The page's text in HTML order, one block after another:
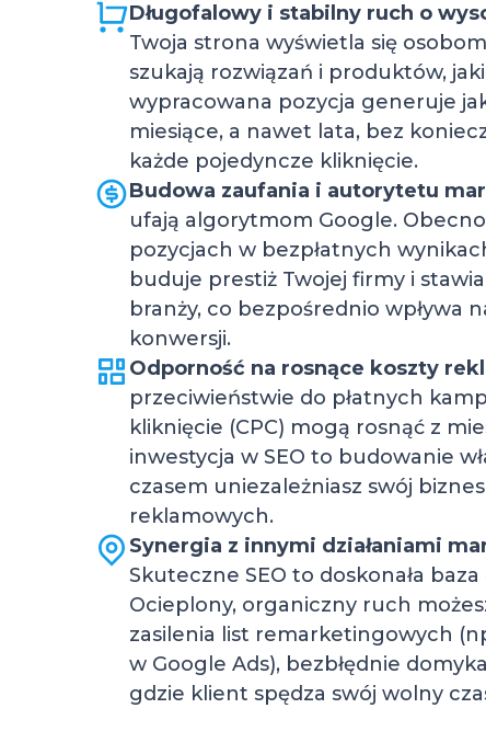
Długofalowy i stabilny ruch o
Twoja strona wyświetla się
szukają rozwiązań i produktów,
wypracowana pozycja generuje
miesiące, a nawet lata, bez
każde pojedyncze kliknięcie.
Budowa zaufania i autorytetu
ufają algorytmom Google.
pozycjach w bezpłatnych
buduje prestiż Twojej firmy i
branży, co bezpośrednio wpływa
konwersji.
Odporność na rosnące koszty
przeciwieństwie do płatnych
kliknięcie (CPC) mogą rosnąć z
inwestycja w SEO to budowanie
czasem uniezależniasz swój
reklamowych.
Synergia z innymi działaniami
Skuteczne SEO to doskonała
Ocieplony, organiczny ruch
zasilenia list remarketingowych
w Google Ads), bezbłędnie
gdzie klient spędza swój wolny